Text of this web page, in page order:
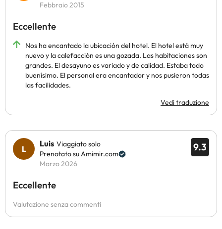
Febbraio 2015
Eccellente
Nos ha encantado la ubicación del hotel. El hotel está muy
nuevo y la calefacción es una gozada. Las habitaciones son
grandes. El desayuno es variado y de calidad. Estaba todo
buenísimo. El personal era encantador y nos pusieron todas
las facilidades.
Vedi traduzione
9.3
Luis Viaggiato solo
Prenotato su Amimir.com
Marzo 2026
Eccellente
Valutazione senza commenti